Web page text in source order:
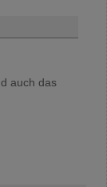
auch das